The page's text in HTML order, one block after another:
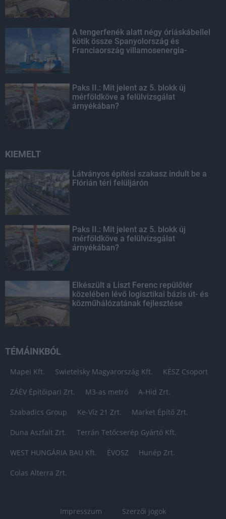
A tengerfenék alatt négy óriáskábellel
kötik össze Spanyolország és
Franciaország villamosenergia-
Paks II.: Mit jelent az 5. blokk új
mérföldköve a felülvizsgálat
árnyékában?
KIEMELT
Látványos építési szakasz indult be a
Flórián téri felüljárón
Paks II.: Mit jelent az 5. blokk új
mérföldköve a felülvizsgálat
árnyékában?
Elkészült a Liszt Ferenc repülőtér
közelében lévő logisztikai bázis út- és
közműhálózatának fejlesztése
TÉMÁINKBÓL
Mapei Kft. Swietelsky Magyarország Kft. KÉSZ Csoport
ZÁÉV Építőipari Zrt. M3-as metró A-Híd Zrt.
Szabadics Group Ke-Víz 21 Zrt. Market Építő Zrt.
Duna Aszfalt Zrt. Terrán Tetőcserép Gyártó Kft.
WEST HUNGÁRIA BAU Kft. ÉVOSZ Hunép Zrt.
Colas Alterra Zrt.
Impresszum
Szerzői jogok